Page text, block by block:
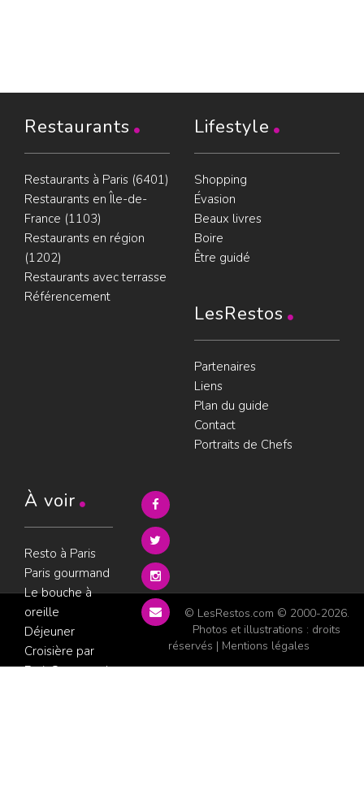
Restaurants
Restaurants à Paris (6401)
Restaurants en Île-de-
France (1103)
Restaurants en région
(1202)
Restaurants avec terrasse
Référencement
Lifestyle
Shopping
Évasion
Beaux livres
Boire
Être guidé
LesRestos
Partenaires
Liens
Plan du guide
Contact
Portraits de Chefs
À voir
Resto à Paris
Paris gourmand
Le bouche à
oreille
Déjeuner
Croisière par
ParisGourmand
© LesRestos.com © 2000-2026.
Photos et illustrations : droits
réservés | Mentions légales